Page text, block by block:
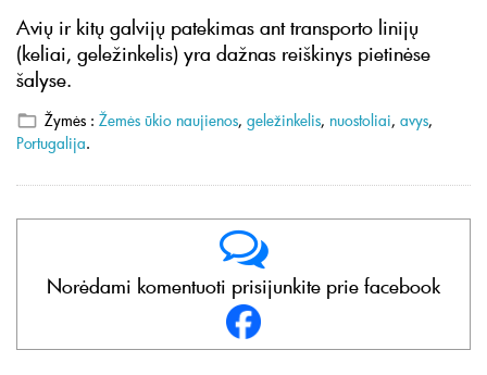
Avių ir kitų galvijų patekimas ant transporto linijų
(keliai, geležinkelis) yra dažnas reiškinys pietinėse
šalyse.
Žymės : Žemės ūkio naujienos, geležinkelis, nuostoliai, avys,
Portugalija.
Norėdami komentuoti prisijunkite prie facebook